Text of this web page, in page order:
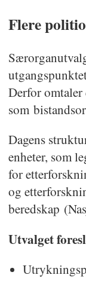
Flere
Derfor omtaler
som
Dagens
enheter, som
for
og
beredskap
Utvalget